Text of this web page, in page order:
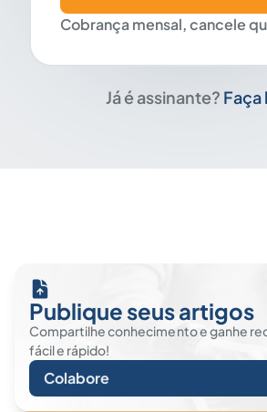
Cobrança mensal, cancele
Já é assinante? Faça
Publique seus artigos
Compartilhe conhecimento e ganhe
fácil e rápido!
Colabore